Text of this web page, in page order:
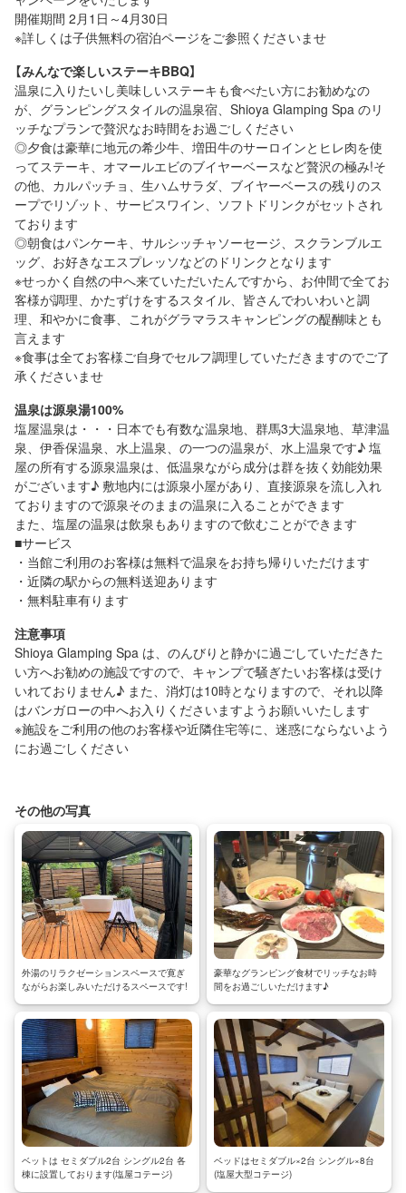
でわいわいと愉快に調理とお食事
ができるなんてワクワクしますよ
♪ 料理も簡単に行えます。料理レ
シピを参照に行えばレストランシ
ェフに引けを取らない食事が堪能
できるはず(^^♪ ※BBQ食材、ソフ
トドリンク、サービスワイン、調
味料、食器など全て付いておりま
すので、お客様は手ぶらでご参加
いただけます 【冬季ご案内】 ※屋外
の露天（個別の屋外温泉）は凍結防
止の為使用できませんので予めご
了承下さい ※冬季のBBQは専用の
レストラン棟の室内でのご食事、
調理は屋外となります ◎宿泊棟 場
内はコテージタイプのバンガロー
が4棟のみ、1日4組限定のプライ
ベートなご利用となります ◎寝具
ベットがセミダブル2台、シングル
2台、お布団1組が用意されており
ます ※（2名様～7名様までご宿泊い
ただけますが、5名様までの寝具と
なりますので、6名～7名様の場合
くださいませ） ◎温泉（源泉温泉）
バンガロー各棟には、プライベー
ト温泉付きの内湯（温泉）、外にも
温泉風呂がございます。お客様の
みのご利用となっており、滞在中
は何度でもご入浴いただけます！
外の温泉風呂はリラックススペー
スですので水着着用でお入りくだ
さい
しください ※塩屋の夕食はすべて
グランピングスタイルで豪華増田
客様がご自分たちで楽しみながら
調理から片付け迄、全てセルフで
行っていただきます♪ 今流行りの
グランピングスタイルでBBQを楽
しめるのは贅沢の極みなんです♪
皆さんでわいわいと愉快に調理と
お食事ができるなんてワクワクし
ますよ♪ 料理も簡単に行えます♪
ランシェフに引けを取らない食事
が堪能できるはず(^^♪ ※BBQ食
材、ソフトドリンク、サービスワ
イン、調味料、食器など全て付い
ておりますので、お客様は手ぶら
でご参加いただけます ※季節によ
あります ※BBQの食材はご用意し
ーサンモールあり） ◎宿泊棟 場内
はコテージタイプのバンガローが3
棟のみ、1日3組限定のプライベー
トなご利用となります ◎寝具 ベッ
トがセミダブル2台、シングル2
台、お布団1組が用意されておりま
す ※（2名様～7名様までご宿泊いた
だけますが、5名様までの寝具とな
りますので、6名～7名様の場合
は、セミダブルを2名様で、ご利用
みのご利用となっており、滞在中
は何度でもご入浴いただけます！
外の温泉風呂はリラックススペー
スですので水着着用でお入りくだ
さい
開催期間 2月1日～4月30日
※詳しくは子供無料の宿泊ページをご参照くださいませ
【みんなで楽しいステーキBBQ】
温泉に入りたいし美味しいステーキも食べたい方にお勧めなの
が、グランピングスタイルの温泉宿、Shioya Glamping Spa のリ
ッチなプランで贅沢なお時間をお過ごしください
◎夕食は豪華に地元の希少牛、増田牛のサーロインとヒレ肉を使
ってステーキ、オマールエビのブイヤーベースなど贅沢の極み!そ
の他、カルパッチョ、生ハムサラダ、ブイヤーベースの残りのス
ープでリゾット、サービスワイン、ソフトドリンクがセットされ
ております
◎朝食はパンケーキ、サルシッチャソーセージ、スクランブルエ
ッグ、お好きなエスプレッソなどのドリンクとなります
※せっかく自然の中へ来ていただいたんですから、お仲間で全てお
客様が調理、かたずけをするスタイル、皆さんでわいわいと調
理、和やかに食事、これがグラマラスキャンピングの醍醐味とも
言えます
※食事は全てお客様ご自身でセルフ調理していただきますのでご了
承くださいませ
温泉は源泉湯100%
塩屋温泉は・・・日本でも有数な温泉地、群馬3大温泉地、草津温
泉、伊香保温泉、水上温泉、の一つの温泉が、水上温泉です♪ 塩
屋の所有する源泉温泉は、低温泉ながら成分は群を抜く効能効果
がございます♪ 敷地内には源泉小屋があり、直接源泉を流し入れ
ておりますので源泉そのままの温泉に入ることができます
また、塩屋の温泉は飲泉もありますので飲むことができます
■サービス
・当館ご利用のお客様は無料で温泉をお持ち帰りいただけます
・近隣の駅からの無料送迎あります
・無料駐車有ります
注意事項
Shioya Glamping Spa は、のんびりと静かに過ごしていただきた
い方へお勧めの施設ですので、キャンプで騒ぎたいお客様は受け
いれておりません♪ また、消灯は10時となりますので、それ以降
はバンガローの中へお入りくださいますようお願いいたします
※施設をご利用の他のお客様や近隣住宅等に、迷惑にならないよう
にお過ごしください
その他の写真
外湯のリラクゼーションスペースで寛ぎ
ながらお楽しみいただけるスペースです!
豪華なグランピング食材でリッチなお時
間をお過ごしいただけます♪
ベットは セミダブル2台 シングル2台 各
棟に設置しております(塩屋コテージ)
ベッドはセミダブル×2台 シングル×8台
(塩屋大型コテージ)